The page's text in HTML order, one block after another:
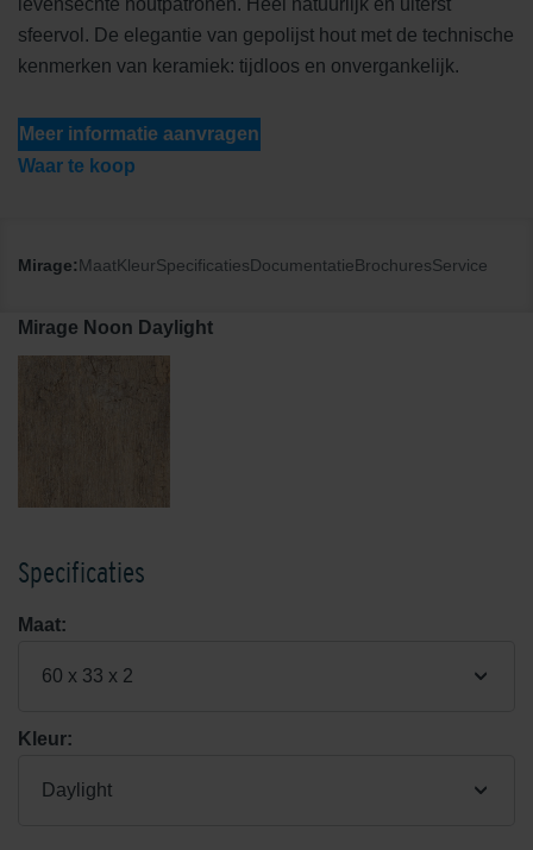
levensechte houtpatronen. Heel natuurlijk en uiterst
sfeervol. De elegantie van gepolijst hout met de technische
kenmerken van keramiek: tijdloos en onvergankelijk.
Meer informatie aanvragen
Waar te koop
Mirage:MaatKleurSpecificatiesDocumentatieBrochuresService
Mirage Noon Daylight
Specificaties
Maat:
60 x 33 x 2
Kleur:
Daylight